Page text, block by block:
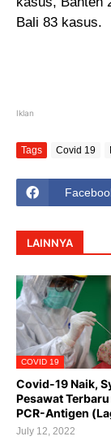
Bali 83 kasus.
Iklan
Tags Covid 19
LAINNYA
COVID 19
Covid-19 Naik,
Pesawat
PCR-Antigen
July 12, 2022